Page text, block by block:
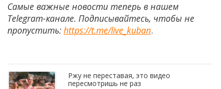
Самые важные новости теперь в нашем
Telegram-канале. Подписывайтесь, чтобы не
пропустить: https://t.me/live_kuban.
Ржу не переставая, это видео
пересмотришь не раз